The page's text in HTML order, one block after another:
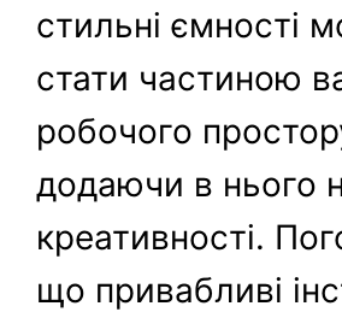
стильні ємності
стати частиною
робочого
додаючи в нього
креативності.
що привабливі